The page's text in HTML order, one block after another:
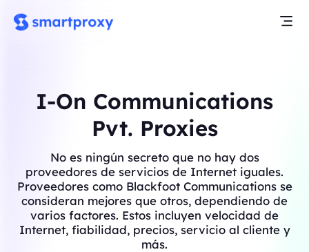
I-On Communications
Pvt. Proxies
No es ningún secreto que no hay dos
proveedores de servicios de Internet iguales.
Proveedores como Blackfoot Communications se
consideran mejores que otros, dependiendo de
varios factores. Estos incluyen velocidad de
Internet, fiabilidad, precios, servicio al cliente y
más.